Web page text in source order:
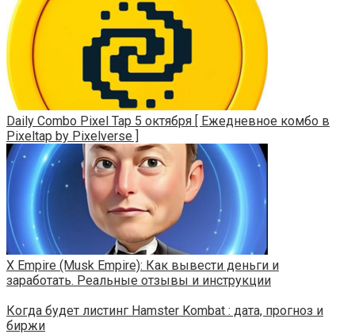
Daily Combo Pixel Tap 5 октября [ Ежедневное комбо в
Pixeltap by Pixelverse ]
X Empire (Musk Empire): Как вывести деньги и
заработать. Реальные отзывы и инструкции
Когда будет листинг Hamster Kombat : дата, прогноз и
биржи